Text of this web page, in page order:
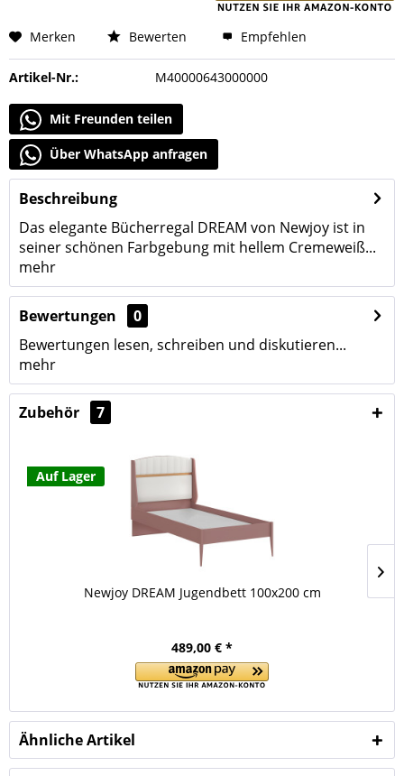
Merken Bewerten Empfehlen
Artikel-Nr.: M40000643000000
Mit Freunden teilen
Über WhatsApp anfragen
Beschreibung
Das elegante Bücherregal DREAM von Newjoy ist in
seiner schönen Farbgebung mit hellem Cremeweiß...
mehr
Bewertungen
0
Bewertungen lesen, schreiben und diskutieren...
mehr
Zubehör 7
Auf Lager
Newjoy DREAM Jugendbett 100x200 cm
489,00 € *
Ähnliche Artikel